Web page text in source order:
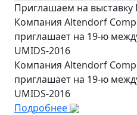
Приглашаем на
Компания Altendorf
приглашает на 19-ю
UMIDS-2016
Компания Altendorf
приглашает на 19-ю
UMIDS-2016
Подробнее